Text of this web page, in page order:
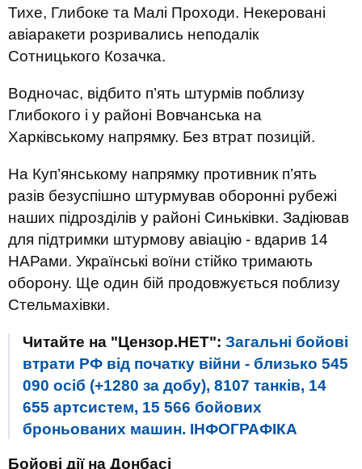
Тихе, Глибоке та Малі Проходи. Некеровані
авіаракети розривались неподалік
Сотницького Козачка.
Водночас, відбито п’ять штурмів поблизу
Глибокого і у районі Вовчанська на
Харківському напрямку. Без втрат позицій.
На Куп’янському напрямку противник п’ять
разів безуспішно штурмував оборонні рубежі
наших підрозділів у районі Синьківки. Задіював
для підтримки штурмову авіацію - вдарив 14
НАРами. Українські воїни стійко тримають
оборону. Ще один бій продовжується поблизу
Стельмахівки.
Читайте на "Цензор.НЕТ": Загальні бойові
втрати РФ від початку війни - близько 545
090 осіб (+1280 за добу), 8107 танків, 14
655 артсистем, 15 566 бойових
броньованих машин. ІНФОГРАФІКА
Бойові дії на Донбасі